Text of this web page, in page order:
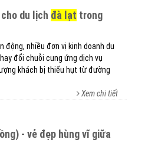
cho du lịch đà lạt trong
động, nhiều đơn vị kinh doanh du
đổi chuỗi cung ứng dịch vụ
khách bị thiếu hụt từ đường
Xem chi tiết